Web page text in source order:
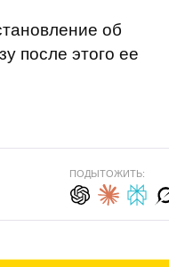
об
после этого ее
ПОДЫТОЖИТЬ: